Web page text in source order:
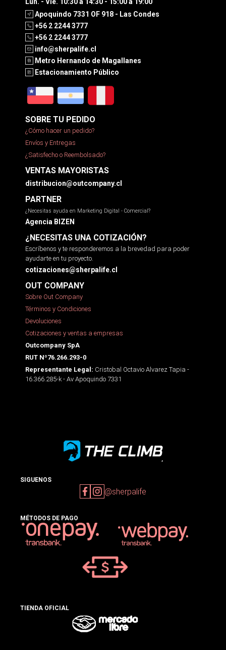
Apoquindo 7331 OF 918 - Las Condes
+56 2 2244 3777
+56 2 2244 3777
info@sherpalife.cl
Metro Hernando de Magallanes
Estacionamiento Público
SOBRE TU PEDIDO
¿Cómo hacer un pedido?
Envíos y Entregas
¿Satisfecho o Reembolsado?
VENTAS MAYORISTAS
distribucion@outcompany.cl
PARTNER
¿Necesitas ayuda en Marketing Digital - Comercial?
Agencia BIZEN
¿NECESITAS UNA COTIZACIÓN?
Escríbenos y te responderemos a la brevedad para poder
ayudarte en tu proyecto.
cotizaciones@sherpalife.cl
OUT COMPANY
Sobre Out Company
Términos y Condiciones
Devoluciones
Cotizaciones y ventas a empresas
Outcompany SpA
RUT Nº76.266.293-0
Representante Legal: Cristobal Octavio Alvarez Tapia -
16.366.285-k - Av Apoquindo 7331
SIGUENOS
@sherpalife
MÉTODOS DE PAGO
TIENDA OFICIAL